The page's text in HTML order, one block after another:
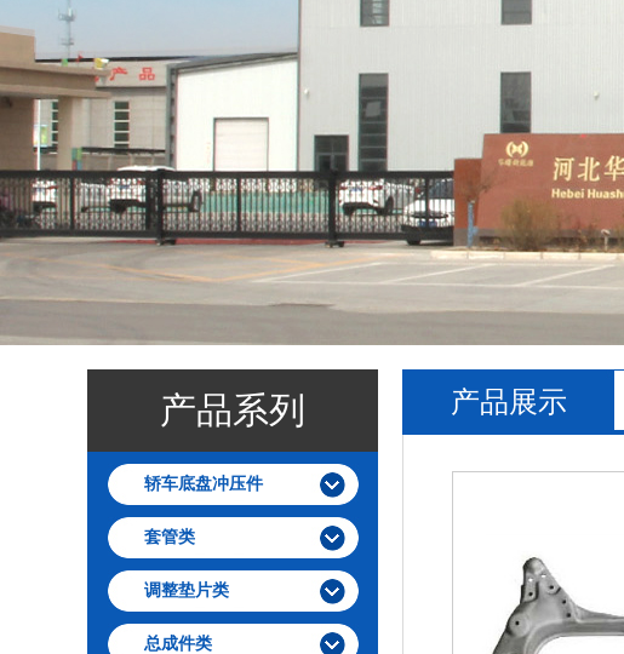
产品系列
轿车底盘冲压件
套管类
调整垫片类
总成件类
产品展示